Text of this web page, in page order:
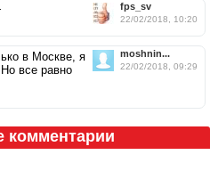
fps_sv
22/02/2018, 10:20
moshnin...
22/02/2018, 09:29
в Москве, я
все равно
комментарии